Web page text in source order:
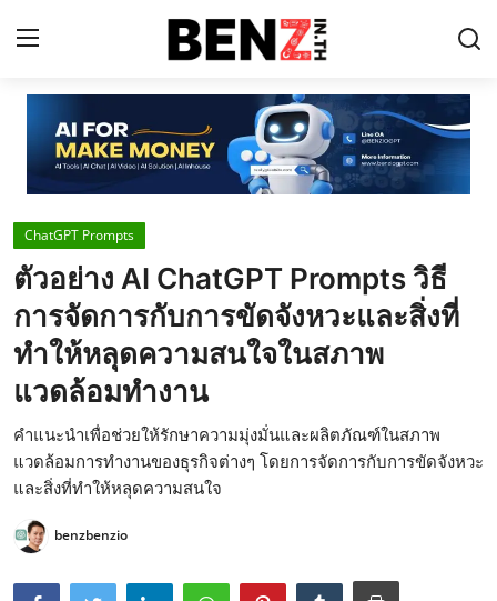
Home
Contact
AI Tools
ChatGPT Prompts
ข่าว AI รอบโลก
ThaiGPT Builder
คอร์สเรียน ChatGPT
ChatGPT Prompts
ตัวอย่าง AI ChatGPT Prompts วิธี
การจัดการกับการขัดจังหวะและสิ่งที่
ทำให้หลุดความสนใจในสภาพ
แวดล้อมทำงาน
คำแนะนำเพื่อช่วยให้รักษาความมุ่งมั่นและผลิตภัณฑ์ในสภาพ
แวดล้อมการทำงานของธุรกิจต่างๆ โดยการจัดการกับการขัดจังหวะ
และสิ่งที่ทำให้หลุดความสนใจ
benzbenzio